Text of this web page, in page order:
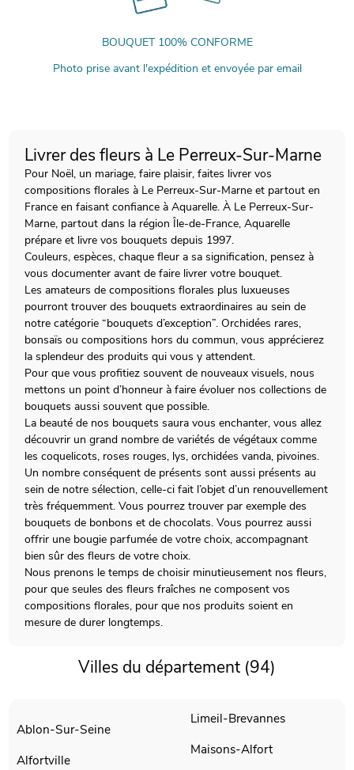
BOUQUET 100% CONFORME
Photo prise avant l'expédition et envoyée par email
Livrer des fleurs à Le Perreux-Sur-Marne
Pour Noël, un mariage, faire plaisir, faites livrer vos
compositions florales à Le Perreux-Sur-Marne et partout en
France en faisant confiance à Aquarelle. À Le Perreux-Sur-
Marne, partout dans la région Île-de-France, Aquarelle
prépare et livre vos bouquets depuis 1997.
Couleurs, espèces, chaque fleur a sa signification, pensez à
vous documenter avant de faire livrer votre bouquet.
Les amateurs de compositions florales plus luxueuses
pourront trouver des bouquets extraordinaires au sein de
notre catégorie “bouquets d’exception”. Orchidées rares,
bonsaïs ou compositions hors du commun, vous apprécierez
la splendeur des produits qui vous y attendent.
Pour que vous profitiez souvent de nouveaux visuels, nous
mettons un point d’honneur à faire évoluer nos collections de
bouquets aussi souvent que possible.
La beauté de nos bouquets saura vous enchanter, vous allez
découvrir un grand nombre de variétés de végétaux comme
les coquelicots, roses rouges, lys, orchidées vanda, pivoines.
Un nombre conséquent de présents sont aussi présents au
sein de notre sélection, celle-ci fait l’objet d’un renouvellement
très fréquemment. Vous pourrez trouver par exemple des
bouquets de bonbons et de chocolats. Vous pourrez aussi
offrir une bougie parfumée de votre choix, accompagnant
bien sûr des fleurs de votre choix.
Nous prenons le temps de choisir minutieusement nos fleurs,
pour que seules des fleurs fraîches ne composent vos
compositions florales, pour que nos produits soient en
mesure de durer longtemps.
Villes du département (94)
Ablon-Sur-Seine
Alfortville
Limeil-Brevannes
Maisons-Alfort